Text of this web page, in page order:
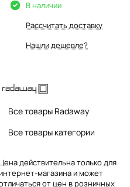
В наличии
Рассчитать доставку
Нашли дешевле?
Все товары Radaway
Все товары категории
действительна только для
магазина и может
от цен в розничных